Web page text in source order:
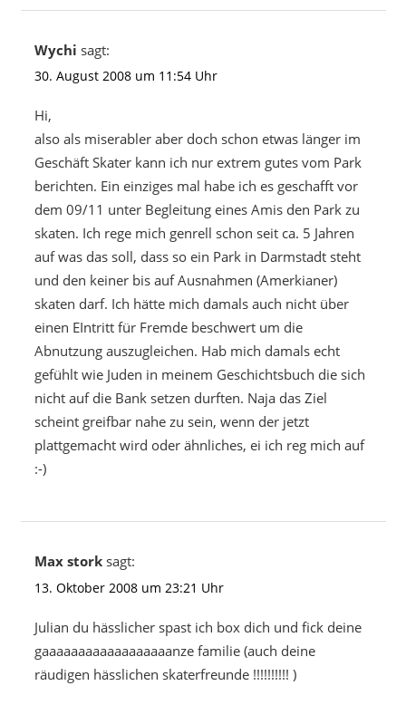
Wychi sagt:
30. August 2008 um 11:54 Uhr
Hi,
also als miserabler aber doch schon etwas länger im
Geschäft Skater kann ich nur extrem gutes vom Park
berichten. Ein einziges mal habe ich es geschafft vor
dem 09/11 unter Begleitung eines Amis den Park zu
skaten. Ich rege mich genrell schon seit ca. 5 Jahren
auf was das soll, dass so ein Park in Darmstadt steht
und den keiner bis auf Ausnahmen (Amerkianer)
skaten darf. Ich hätte mich damals auch nicht über
einen EIntritt für Fremde beschwert um die
Abnutzung auszugleichen. Hab mich damals echt
gefühlt wie Juden in meinem Geschichtsbuch die sich
nicht auf die Bank setzen durften. Naja das Ziel
scheint greifbar nahe zu sein, wenn der jetzt
plattgemacht wird oder ähnliches, ei ich reg mich auf
:-)
Max stork sagt:
13. Oktober 2008 um 23:21 Uhr
Julian du hässlicher spast ich box dich und fick deine
gaaaaaaaaaaaaaaaaaanze familie (auch deine
räudigen hässlichen skaterfreunde !!!!!!!!!! )